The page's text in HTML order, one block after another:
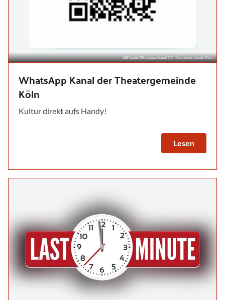
QR-Code Whatsapp Kanal| © Theatergemeinde Köln
WhatsApp Kanal der Theatergemeinde
Köln
Kultur direkt aufs Handy!
Lesen